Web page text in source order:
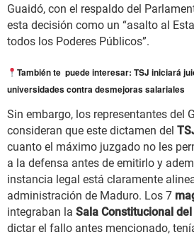
Guaidó, con el respaldo del
esta decisión como un “asalto al
todos los Poderes Públicos”.
También te puede interesar: TSJ iniciará
universidades contra desmejoras salariales
Sin embargo, los representantes del
consideran que este dictamen del
cuanto el máximo juzgado no les
a la defensa antes de emitirlo y
instancia legal está claramente
administración de Maduro. Los 7
integraban la Sala Constitucional
dictar el fallo antes mencionado,